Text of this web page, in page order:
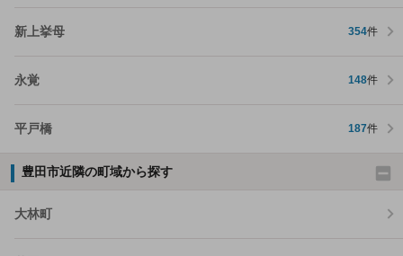
新上挙母 354件
永覚 148件
平戸橋 187件
豊田市近隣の町域から探す
大林町